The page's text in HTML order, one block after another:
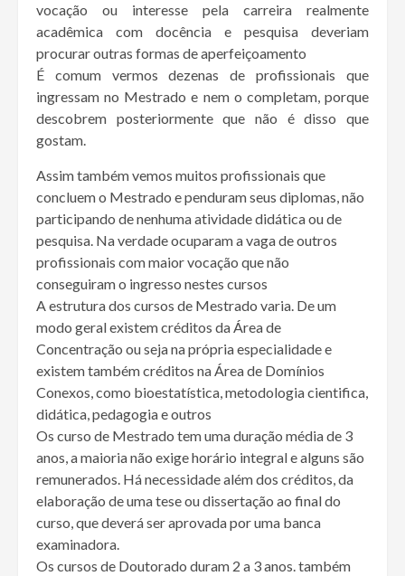
vocação ou interesse pela carreira realmente
acadêmica com docência e pesquisa deveriam
procurar outras formas de aperfeiçoamento
É comum vermos dezenas de profissionais que
ingressam no Mestrado e nem o completam, porque
descobrem posteriormente que não é disso que
gostam.
Assim também vemos muitos profissionais que
concluem o Mestrado e penduram seus diplomas, não
participando de nenhuma atividade didática ou de
pesquisa. Na verdade ocuparam a vaga de outros
profissionais com maior vocação que não
conseguiram o ingresso nestes cursos
A estrutura dos cursos de Mestrado varia. De um
modo geral existem créditos da Área de
Concentração ou seja na própria especialidade e
existem também créditos na Área de Domínios
Conexos, como bioestatística, metodologia cientifica,
didática, pedagogia e outros
Os curso de Mestrado tem uma duração média de 3
anos, a maioria não exige horário integral e alguns são
remunerados. Há necessidade além dos créditos, da
elaboração de uma tese ou dissertação ao final do
curso, que deverá ser aprovada por uma banca
examinadora.
Os cursos de Doutorado duram 2 a 3 anos. também